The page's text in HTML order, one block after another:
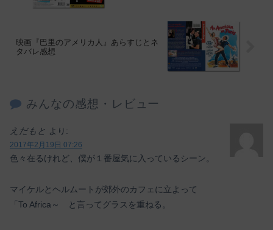
映画『巴里のアメリカ人』あらすじとネ
タバレ感想
みんなの感想・レビュー
えだもと より:
2017年2月19日 07:26
色々在るけれど、僕が１番屋気に入っているシーン。
マイケルとヘルムートが郊外のカフェに立よって
「To Africa～ と言ってグラスを重ねる。